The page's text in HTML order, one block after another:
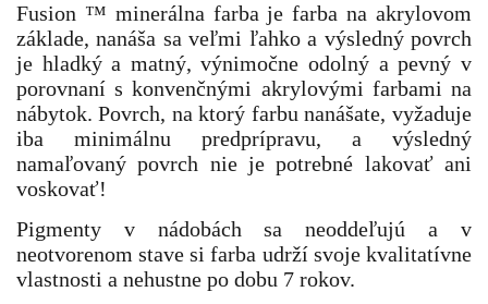
Fusion ™ minerálna farba je farba na akrylovom
základe, nanáša sa veľmi ľahko a výsledný povrch
je hladký a matný, výnimočne odolný a pevný v
porovnaní s konvenčnými akrylovými farbami na
nábytok. Povrch, na ktorý farbu nanášate, vyžaduje
iba minimálnu predprípravu, a výsledný
namaľovaný povrch nie je potrebné lakovať ani
voskovať!
Pigmenty v nádobách sa neoddeľujú a v
neotvorenom stave si farba udrží svoje kvalitatívne
vlastnosti a nehustne po dobu 7 rokov.